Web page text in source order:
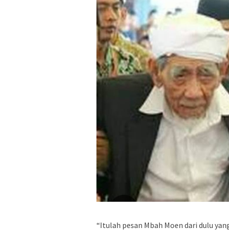
“Itulah pesan Mbah Moen dari dulu